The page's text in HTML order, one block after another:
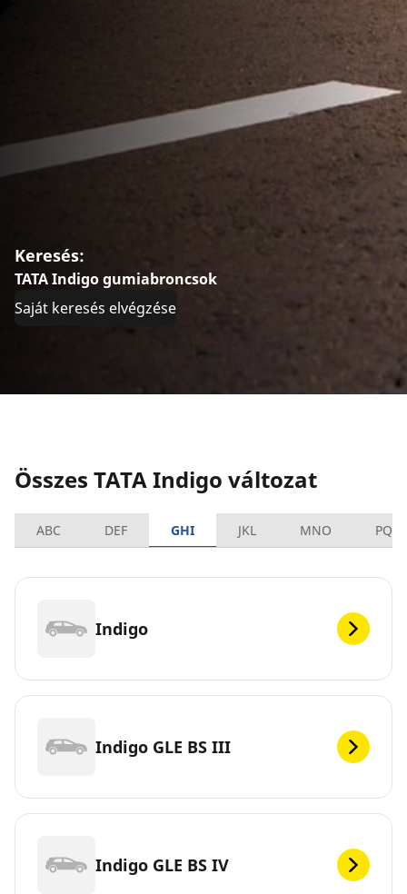
Keresés:
TATA Indigo gumiabroncsok
Saját keresés elvégzése
Összes TATA Indigo változat
ABC DEF GHI JKL MNO PQRS
Indigo
Indigo GLE BS III
Indigo GLE BS IV